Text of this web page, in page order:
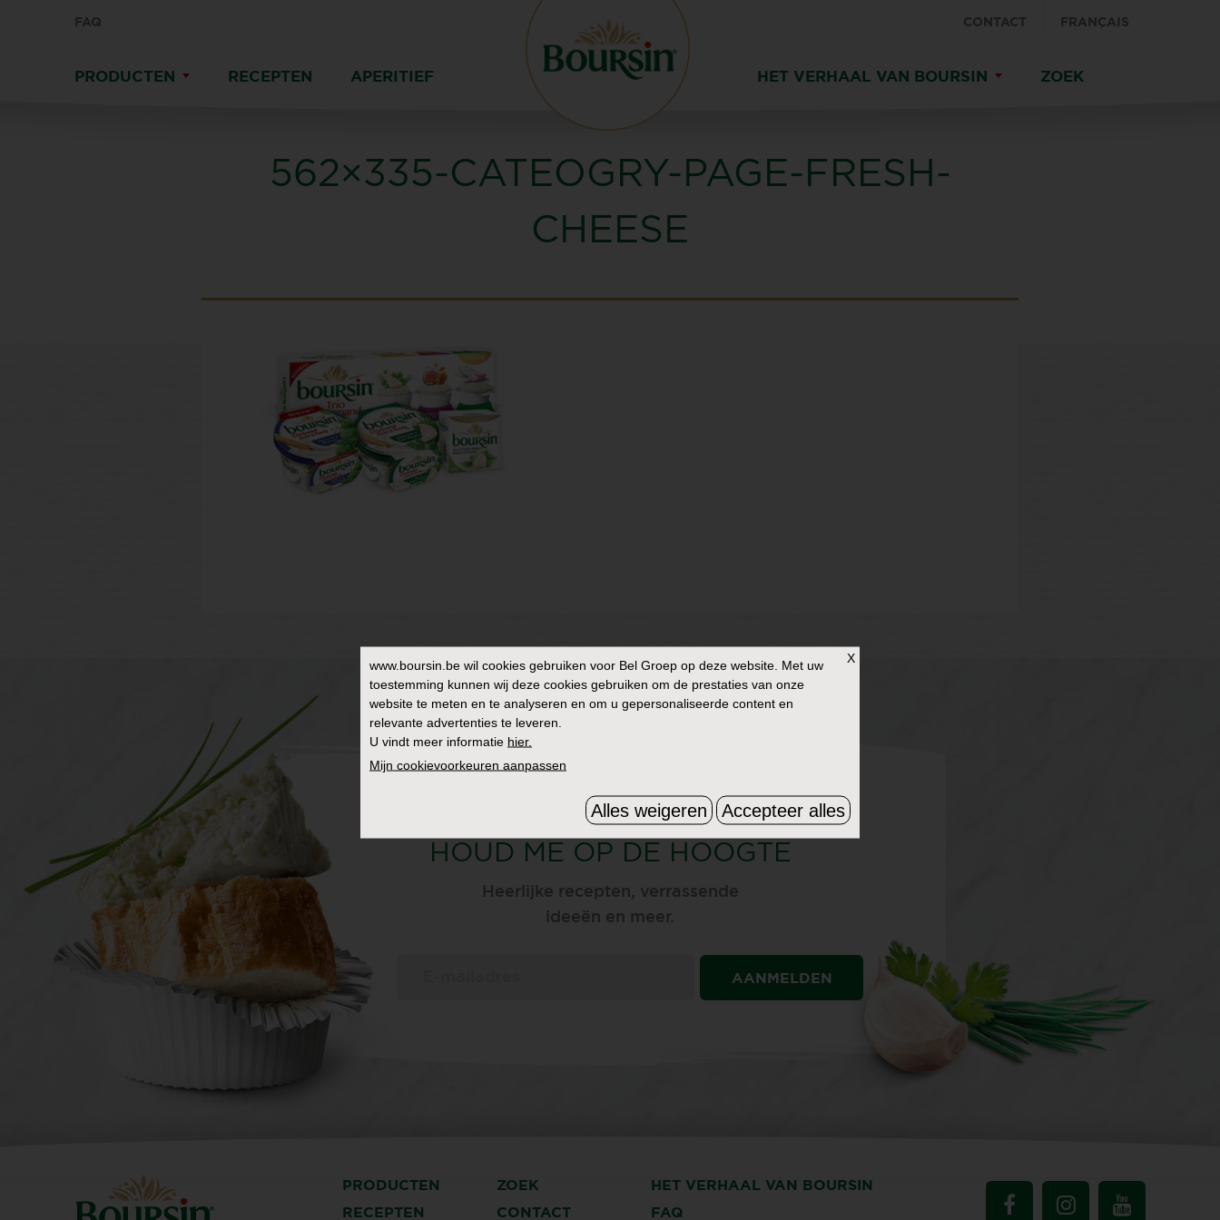
FAQ FRANÇAIS
CONTACT
PRODUCTEN RECEPTEN APERITIEF HET VERHAAL VAN BOURSIN ZOEK
562×335-CATEOGRY-PAGE-FRESH-
CHEESE
ONTVANG ONZE NIEUWSBRIEF
HOUD ME OP DE HOOGTE
Heerlijke recepten, verrassende
ideeën en meer.
AANMELDEN
PRODUCTEN ZOEK
HET VERHAAL VAN BOURSIN
RECEPTEN
CONTACT FAQ
X
www.boursin.be wil cookies gebruiken voor Bel Groep op deze website. Met uw
toestemming kunnen wij deze cookies gebruiken om de prestaties van onze
website te meten en te analyseren en om u gepersonaliseerde content en
relevante advertenties te leveren.
U vindt meer informatie hier.
Mijn cookievoorkeuren aanpassen
Alles weigeren Accepteer alles